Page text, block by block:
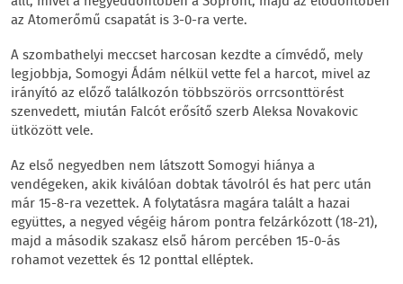
az Atomerőmű csapatát is 3-0-ra verte.
A szombathelyi meccset harcosan kezdte a címvédő, mely
legjobbja, Somogyi Ádám nélkül vette fel a harcot, mivel az
irányító az előző találkozón többszörös orrcsonttörést
szenvedett, miután Falcót erősítő szerb Aleksa Novakovic
ütközött vele.
Az első negyedben nem látszott Somogyi hiánya a
vendégeken, akik kiválóan dobtak távolról és hat perc után
már 15-8-ra vezettek. A folytatásra magára talált a hazai
együttes, a negyed végéig három pontra felzárkózott (18-21),
majd a második szakasz első három percében 15-0-ás
rohamot vezettek és 12 ponttal elléptek.